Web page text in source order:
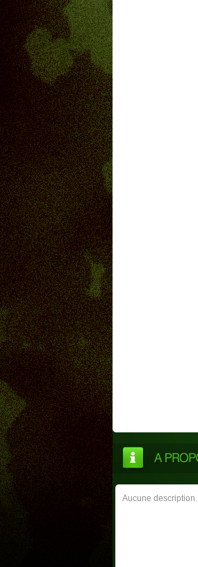
Aucune description.